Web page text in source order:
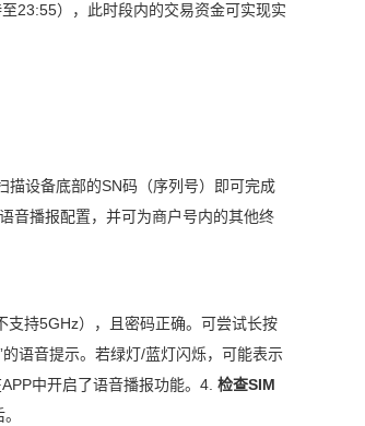
至23:55），此时段内的交易资金可实现实
描设备底部的SN码（序列号）即可完成
音播报配置，并可为商户号内的其他终
支持5GHz），且密码正确。可尝试长按
语音提示。若绿灯/蓝灯闪烁，可能表示
中开启了语音播报功能。4. 检查SIM